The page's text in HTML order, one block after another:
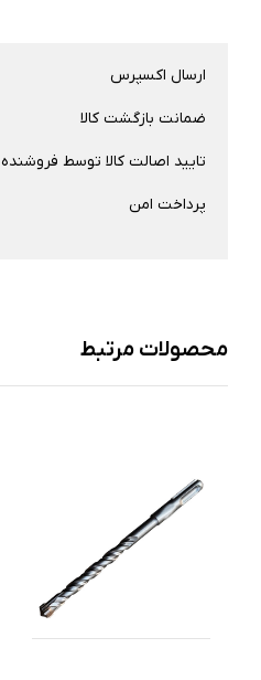
ارسال اکسپرس
ضمانت بازگشت کالا
تایید اصالت کالا توسط فروشنده
پرداخت امن
محصولات مرتبط